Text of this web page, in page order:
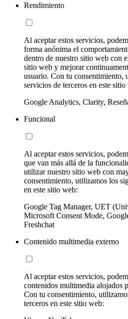
Rendimiento
Al aceptar estos servicios,
forma anónima el
dentro de nuestro sitio web con
sitio web y mejorar
usuario. Con tu consentimiento,
servicios de terceros en este sitio
Google Analytics, Clarity,
Funcional
Al aceptar estos servicios,
que van más allá de la
utilizar nuestro sitio web con
consentimiento, utilizamos los
en este sitio web:
Google Tag Manager, UET
Microsoft Consent Mode,
Freshchat
Contenido multimedia externo
Al aceptar estos servicios,
contenidos multimedia alojados
Con tu consentimiento,
terceros en este sitio web: